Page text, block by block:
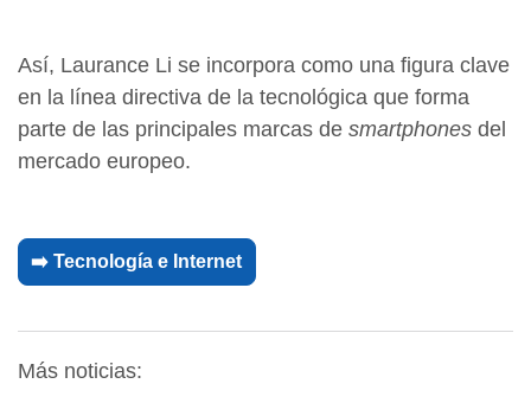
Así, Laurance Li se incorpora como una figura clave
en la línea directiva de la tecnológica que forma
parte de las principales marcas de smartphones del
mercado europeo.
➡️ Tecnología e Internet
Más noticias: